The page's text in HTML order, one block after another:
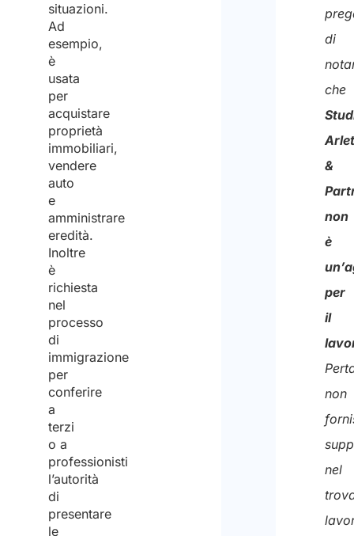
situazioni.
Ad
esempio,
è
usata
per
acquistare
proprietà
immobiliari,
vendere
auto
e
amministrare
eredità.
Inoltre
è
richiesta
nel
processo
di
immigrazione
per
conferire
a
terzi
o a
professionisti
l’autorità
di
presentare
le
ed
al
per
di
che
&
non
è
per
il
non
nel